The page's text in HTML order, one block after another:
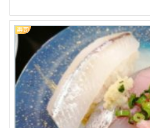
寿司